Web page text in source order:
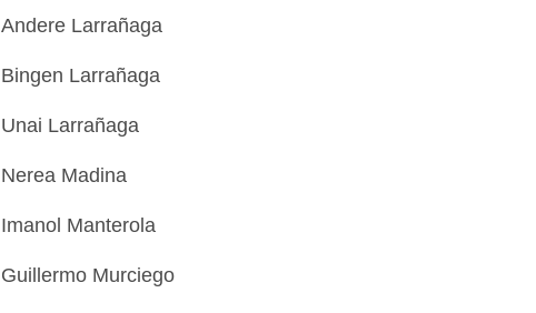
Andere Larrañaga
Bingen Larrañaga
Unai Larrañaga
Nerea Madina
Imanol Manterola
Guillermo Murciego